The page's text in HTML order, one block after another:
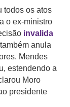
todos os atos
o ex-ministro
invalida
anula
Mendes
estendendo a
Moro
presidente